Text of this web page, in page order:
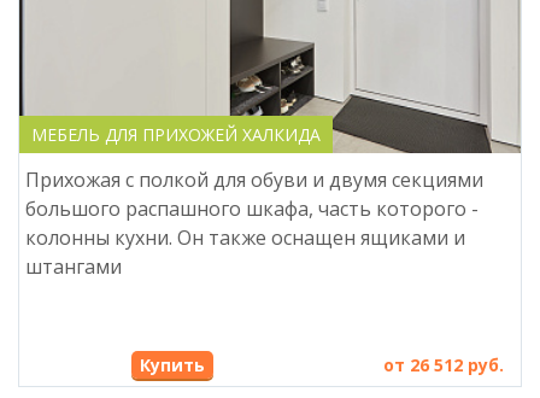
МЕБЕЛЬ ДЛЯ ПРИХОЖЕЙ ХАЛКИДА
Прихожая с полкой для обуви и двумя секциями
большого распашного шкафа, часть которого -
колонны кухни. Он также оснащен ящиками и
штангами
Купить от 26 512 руб.